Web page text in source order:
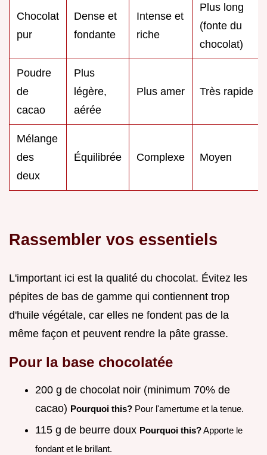
Chocolat
pur
Dense et
fondante
Intense et
riche
Plus long
(fonte du
chocolat)
Poudre
de
cacao
Plus
légère,
aérée
Plus amer Très rapide
Mélange
des
deux
Équilibrée Complexe Moyen
Rassembler vos essentiels
L'important ici est la qualité du chocolat. Évitez les
pépites de bas de gamme qui contiennent trop
d'huile végétale, car elles ne fondent pas de la
même façon et peuvent rendre la pâte grasse.
Pour la base chocolatée
200 g de chocolat noir (minimum 70% de
cacao) Pourquoi this? Pour l'amertume et la tenue.
115 g de beurre doux Pourquoi this?Apporte le
fondant et le brillant.